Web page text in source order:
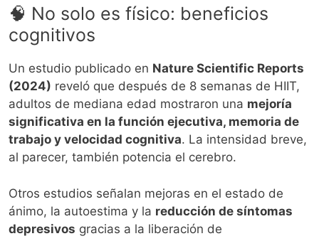
🧠 No solo es físico: beneficios
cognitivos
Un estudio publicado en Nature Scientific Reports
(2024) reveló que después de 8 semanas de HIIT,
adultos de mediana edad mostraron una mejoría
significativa en la función ejecutiva, memoria de
trabajo y velocidad cognitiva. La intensidad breve,
al parecer, también potencia el cerebro.
Otros estudios señalan mejoras en el estado de
ánimo, la autoestima y la reducción de síntomas
depresivos gracias a la liberación de